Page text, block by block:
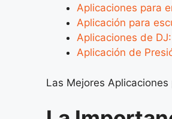
Aplicaciones para
Aplicación para
Aplicaciones de
Aplicación de
Las Mejores